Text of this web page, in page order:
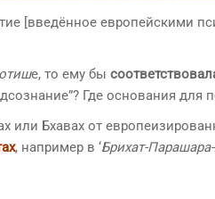
[введённое европейскими
е, то ему бы
Где основания для
или Бхавах от
, например в ‘Брихат-